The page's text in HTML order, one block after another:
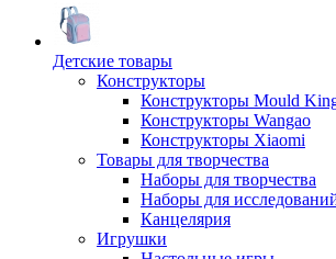
Детские товары
Конструкторы
Конструкторы Mould
Конструкторы Wangao
Конструкторы Xiaomi
Товары для творчества
Наборы для творчества
Наборы для
Канцелярия
Игрушки